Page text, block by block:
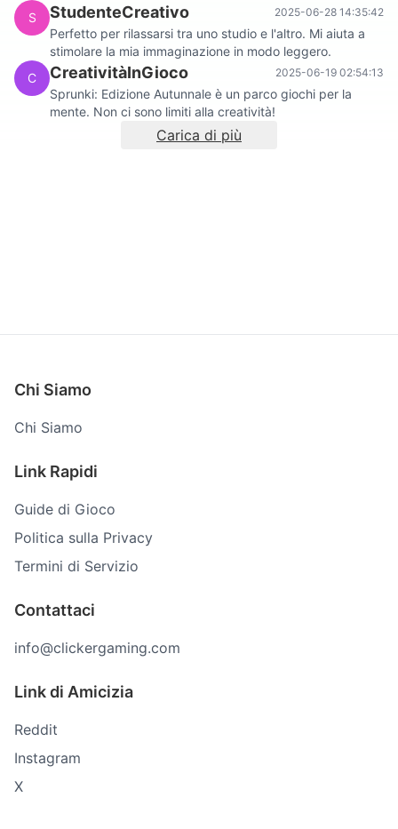
S
StudenteCreativo 2025-06-28 14:35:42
Perfetto per rilassarsi tra uno studio e l'altro. Mi aiuta a
stimolare la mia immaginazione in modo leggero.
C
CreativitàInGioco 2025-06-19 02:54:13
Sprunki: Edizione Autunnale è un parco giochi per la
mente. Non ci sono limiti alla creatività!
Carica di più
Chi Siamo
Chi Siamo
Link Rapidi
Guide di Gioco
Politica sulla Privacy
Termini di Servizio
Contattaci
info@clickergaming.com
Link di Amicizia
Reddit
Instagram
X